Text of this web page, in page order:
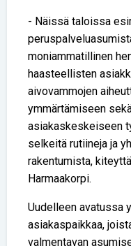
- Näissä taloissa
moniammatillinen
haasteellisten
aivovammojen
ymmärtämiseen
asiakaskeskeiseen
selkeitä rutiineja ja
rakentumista,
Harmaakorpi.
Uudelleen avatussa
asiakaspaikkaa,
valmentavan